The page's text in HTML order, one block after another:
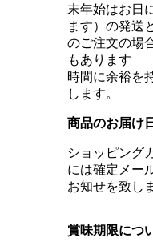
末年始はお日
ます） の発送
のご注文の場
もあります
時間に余裕を
します。
商品のお届け
ショッピング
には確定メー
お知せを致し
賞味期限につ